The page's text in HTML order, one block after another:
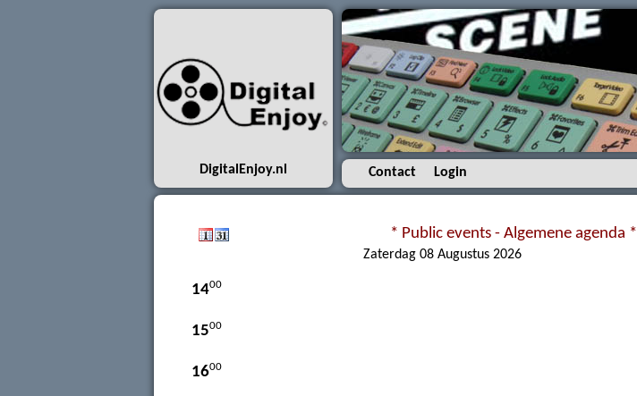
DigitalEnjoy.nl Contact Login
* Public events - Algemene agenda *
Zaterdag 08 Augustus 2026
9 00
1000
1100
00
1400
1500
1600